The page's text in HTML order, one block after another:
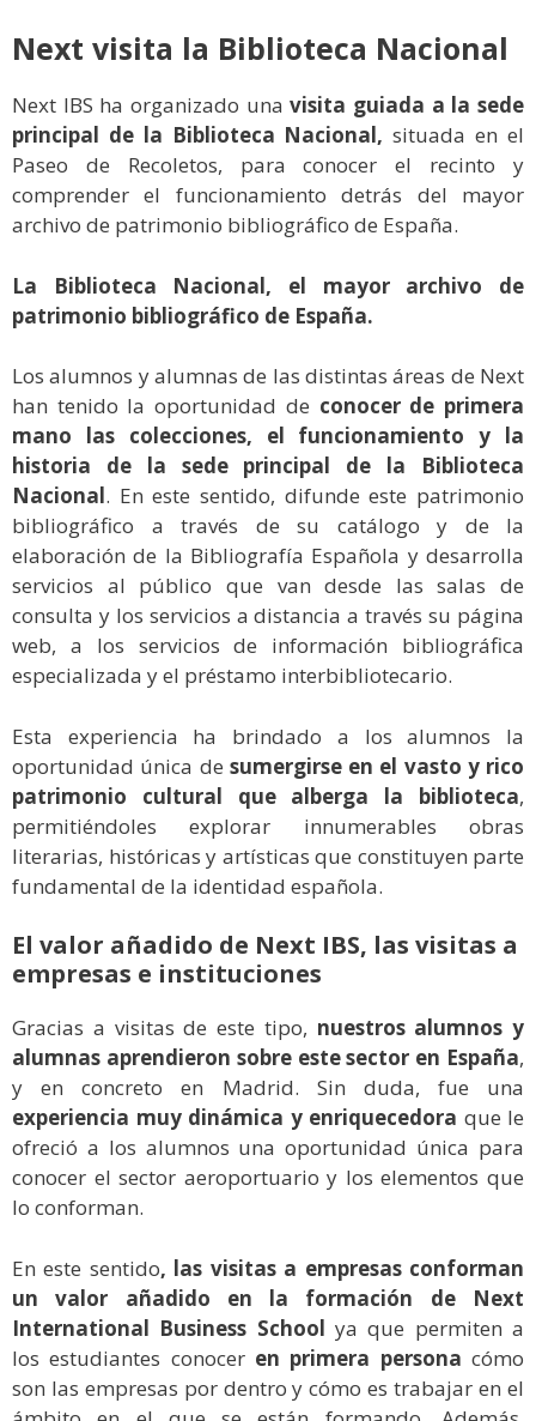
Next visita la Biblioteca Nacional
Next IBS ha organizado unavisita guiada a la sede
principal de la Biblioteca Nacional, situada en el
Paseo de Recoletos, para conocer el recinto y
comprender el funcionamiento detrás del mayor
archivo de patrimonio bibliográfico de España.
La Biblioteca Nacional, el mayor archivo de
patrimonio bibliográfico de España.
Los alumnos y alumnas de las distintas áreas de Next
han tenido la oportunidad de conocer de primera
mano las colecciones, el funcionamiento y la
historia de la sede principal de la Biblioteca
Nacional. En este sentido, difunde este patrimonio
bibliográfico a través de su catálogo y de la
elaboración de la Bibliografía Española y desarrolla
servicios al público que van desde las salas de
consulta y los servicios a distancia a través su página
web, a los servicios de información bibliográfica
especializada y el préstamo interbibliotecario.
Esta experiencia ha brindado a los alumnos la
oportunidad única de sumergirse en el vasto y rico
patrimonio cultural que alberga la biblioteca,
permitiéndoles explorar innumerables obras
literarias, históricas y artísticas que constituyen parte
fundamental de la identidad española.
El valor añadido de Next IBS, las visitas a
empresas e instituciones
Gracias a visitas de este tipo, nuestros alumnos y
alumnas aprendieron sobre este sector en España,
y en concreto en Madrid. Sin duda, fue una
experiencia muy dinámica y enriquecedora que le
ofreció a los alumnos una oportunidad única para
conocer el sector aeroportuario y los elementos que
lo conforman.
En este sentido, las visitas a empresas conforman
un valor añadido en la formación de Next
International Business School ya que permiten a
los estudiantes conocer en primera persona cómo
son las empresas por dentro y cómo es trabajar en el